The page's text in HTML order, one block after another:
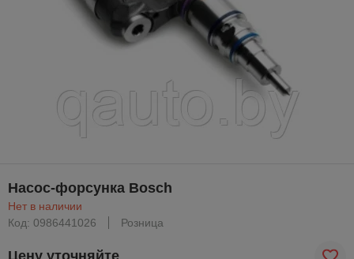
Насос-форсунка Bosch
Нет в наличии
Код: 0986441026
Розница